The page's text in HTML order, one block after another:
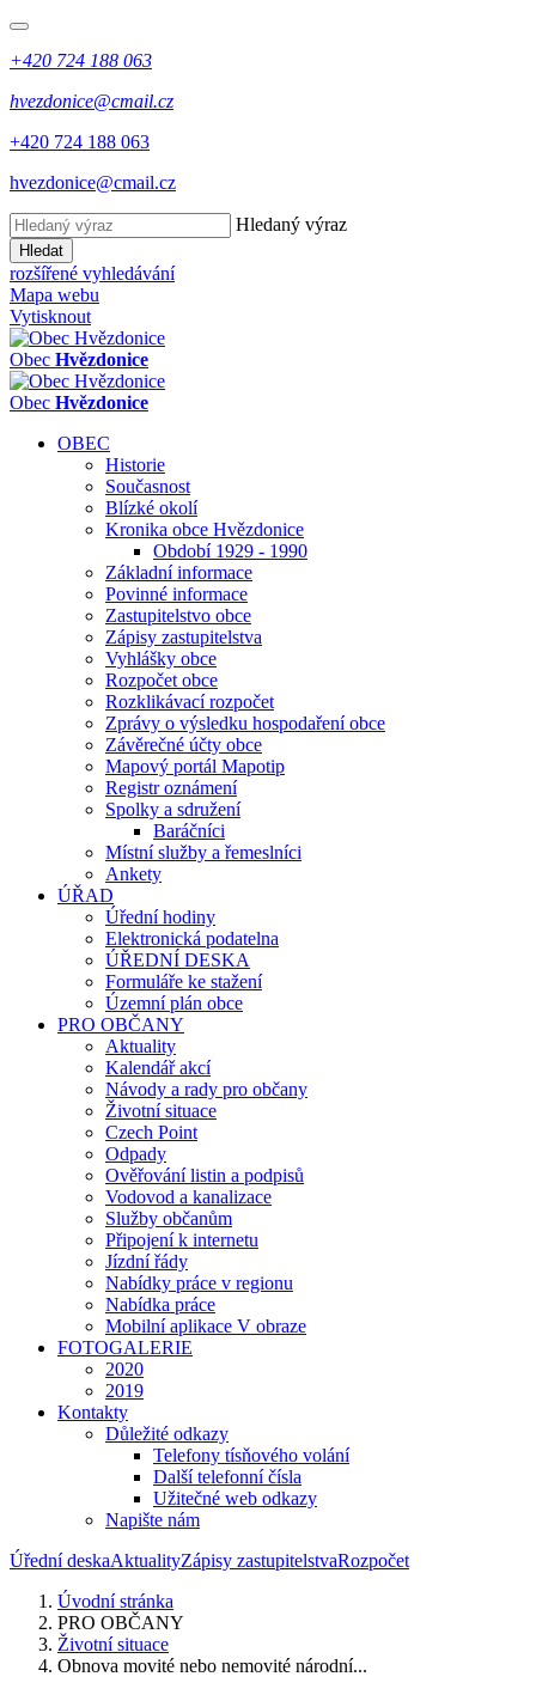
+420 724 188 063
hvezdonice@cmail.cz
+420 724 188 063
hvezdonice@cmail.cz
Hledaný výraz
Hledat
rozšířené vyhledávání
Mapa webu
Vytisknout
Obec Hvězdonice
Obec Hvězdonice
OBEC
Historie
Současnost
Blízké okolí
Kronika obce Hvězdonice
Období 1929 - 1990
Základní informace
Povinné informace
Zastupitelstvo obce
Zápisy zastupitelstva
Vyhlášky obce
Rozpočet obce
Rozklikávací rozpočet
Zprávy o výsledku hospodaření obce
Závěrečné účty obce
Mapový portál Mapotip
Registr oznámení
Spolky a sdružení
Baráčníci
Místní služby a řemeslníci
Ankety
ÚŘAD
Úřední hodiny
Elektronická podatelna
ÚŘEDNÍ DESKA
Formuláře ke stažení
Územní plán obce
PRO OBČANY
Aktuality
Kalendář akcí
Návody a rady pro občany
Životní situace
Czech Point
Odpady
Ověřování listin a podpisů
Vodovod a kanalizace
Služby občanům
Připojení k internetu
Jízdní řády
Nabídky práce v regionu
Nabídka práce
Mobilní aplikace V obraze
FOTOGALERIE
2020
2019
Kontakty
Důležité odkazy
Telefony tísňového volání
Další telefonní čísla
Užitečné web odkazy
Napište nám
Úřední deskaAktualityZápisy zastupitelstvaRozpočet
Úvodní stránka
PRO OBČANY
Životní situace
Obnova movité nebo nemovité národní...